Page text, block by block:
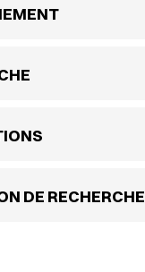
DE RECHERCHE